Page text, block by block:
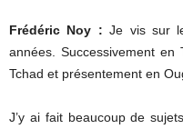
Frédéric Noy : Je vis sur
années. Successivement en
Tchad et présentement en
J’y ai fait beaucoup de